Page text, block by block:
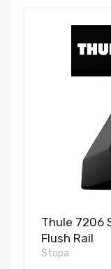
Thule 7206
Flush Rail
Stopa